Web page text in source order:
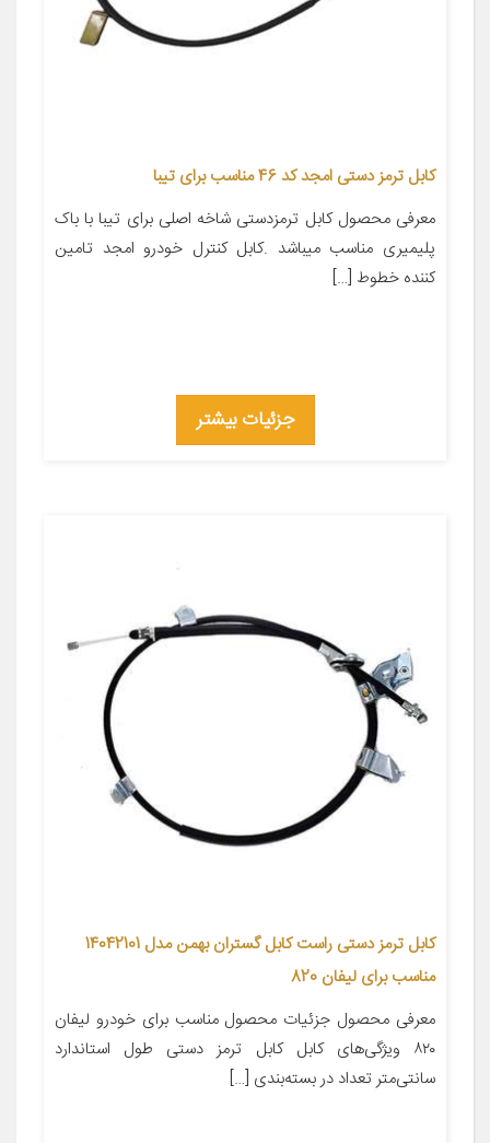
کابل ترمز دستی امجد کد 46 مناسب برای تیبا
معرفی محصول کابل ترمزدستی شاخه اصلی برای تیبا با باک
پلیمیری مناسب میباشد .کابل کنترل خودرو امجد تامین
کننده خطوط […]
جزئیات بیشتر
کابل ترمز دستی راست کابل گستران بهمن مدل 14042101
مناسب برای لیفان 820
معرفی محصول جزئیات محصول مناسب برای خودرو لیفان
۸۲۰ ویژگی‌های کابل کابل ترمز دستی طول استاندارد
سانتی‌متر تعداد در بسته‌بندی […]